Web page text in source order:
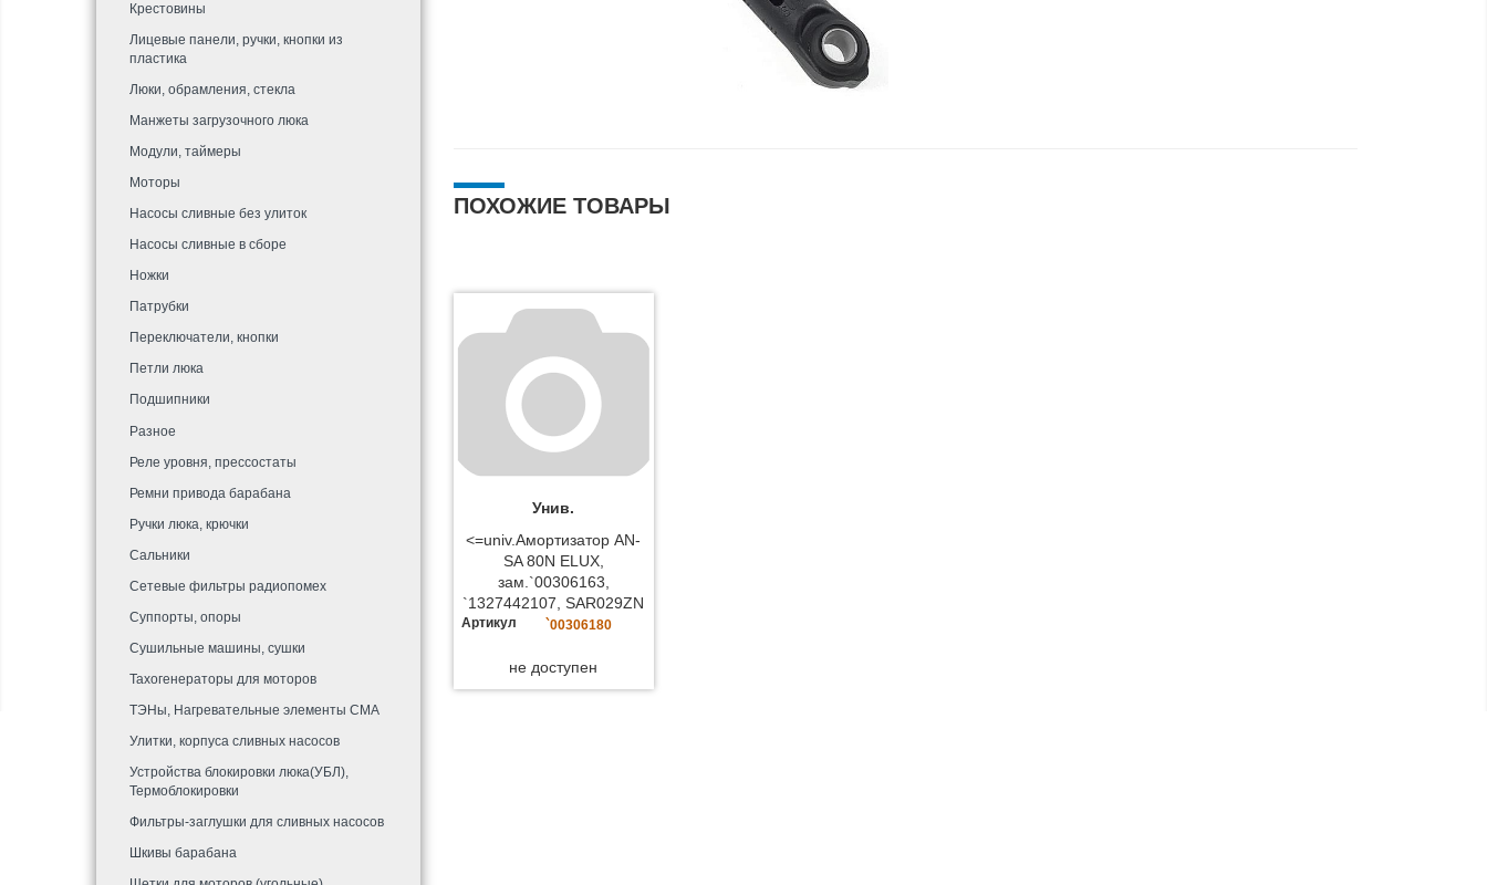
Крестовины
Лицевые панели, ручки, кнопки из
пластика
Люки, обрамления, стекла
Манжеты загрузочного люка
Модули, таймеры
Моторы
Насосы сливные без улиток
Насосы сливные в сборе
Ножки
Патрубки
Переключатели, кнопки
Петли люка
Подшипники
Разное
Реле уровня, прессостаты
Ремни привода барабана
Ручки люка, крючки
Сальники
Сетевые фильтры радиопомех
Суппорты, опоры
Сушильные машины, сушки
Тахогенераторы для моторов
ТЭНы, Нагревательные элементы СМА
Улитки, корпуса сливных насосов
Устройства блокировки люка(УБЛ),
Термоблокировки
Фильтры-заглушки для сливных насосов
Шкивы барабана
ПОХОЖИЕ ТОВАРЫ
Унив.
<=univ.Амортизатор AN-
SA 80N ELUX,
зам.`00306163,
`1327442107, SAR029ZN
Артикул `00306180
не доступен